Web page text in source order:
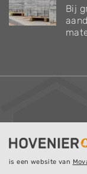
Bij
is een website van